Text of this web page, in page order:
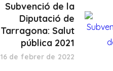
Subvenció de la
Diputació de
Tarragona: Salut
pública 2021
16 de febrer de 2022